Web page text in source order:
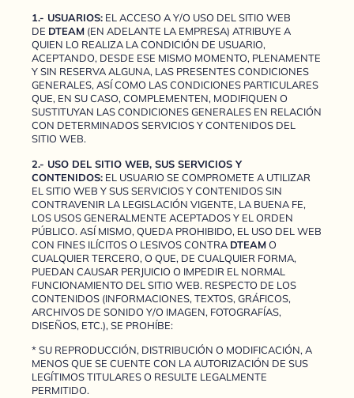
1.- USUARIOS: EL ACCESO A Y/O USO DEL SITIO WEB
DE DTEAM (EN ADELANTE LA EMPRESA) ATRIBUYE A
QUIEN LO REALIZA LA CONDICIÓN DE USUARIO,
ACEPTANDO, DESDE ESE MISMO MOMENTO, PLENAMENTE
Y SIN RESERVA ALGUNA, LAS PRESENTES CONDICIONES
GENERALES, ASÍ COMO LAS CONDICIONES PARTICULARES
QUE, EN SU CASO, COMPLEMENTEN, MODIFIQUEN O
SUSTITUYAN LAS CONDICIONES GENERALES EN RELACIÓN
CON DETERMINADOS SERVICIOS Y CONTENIDOS DEL
SITIO WEB.
2.- USO DEL SITIO WEB, SUS SERVICIOS Y
CONTENIDOS: EL USUARIO SE COMPROMETE A UTILIZAR
EL SITIO WEB Y SUS SERVICIOS Y CONTENIDOS SIN
CONTRAVENIR LA LEGISLACIÓN VIGENTE, LA BUENA FE,
LOS USOS GENERALMENTE ACEPTADOS Y EL ORDEN
PÚBLICO. ASÍ MISMO, QUEDA PROHIBIDO, EL USO DEL WEB
CON FINES ILÍCITOS O LESIVOS CONTRA DTEAMO
CUALQUIER TERCERO, O QUE, DE CUALQUIER FORMA,
PUEDAN CAUSAR PERJUICIO O IMPEDIR EL NORMAL
FUNCIONAMIENTO DEL SITIO WEB. RESPECTO DE LOS
CONTENIDOS (INFORMACIONES, TEXTOS, GRÁFICOS,
ARCHIVOS DE SONIDO Y/O IMAGEN, FOTOGRAFÍAS,
DISEÑOS, ETC.), SE PROHÍBE:
* SU REPRODUCCIÓN, DISTRIBUCIÓN O MODIFICACIÓN, A
MENOS QUE SE CUENTE CON LA AUTORIZACIÓN DE SUS
LEGÍTIMOS TITULARES O RESULTE LEGALMENTE
PERMITIDO.